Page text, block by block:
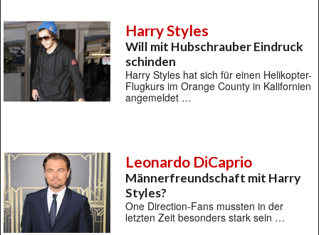
Harry Styles
Will mit Hubschrauber Eindruck
schinden
Harry Styles hat sich für einen Helikopter-
Flugkurs im Orange County in Kalifornien
angemeldet …
Leonardo DiCaprio
Männerfreundschaft mit Harry
Styles?
One Direction-Fans mussten in der
letzten Zeit besonders stark sein …